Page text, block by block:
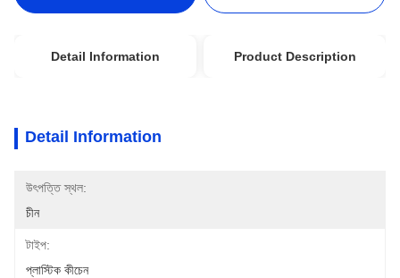
Detail Information Product Description
Detail Information
উৎপত্তি স্থল:
চীন
টাইপ:
প্লাস্টিক কীচেন